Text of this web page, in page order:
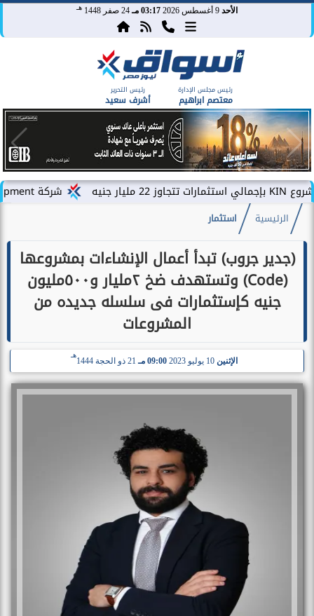
الأحد 03:17 مـ 24 صفر 1448 هـ
رئيس مجلس الإدارة
معتصم ابراهيم
رئيس التحرير
أشرف سعيد
شركة PLDG Development تفتح باب الحجز للمرحلة الثانية من مشروع «إطلالة» بمدينة...
الرئيسية استثمار
(جدير جروب) تبدأ أعمال الإنشاءات بمشروعها
(Code) وتستهدف ضخ ٢مليار و٥٠٠مليون
جنيه كإستثمارات فى سلسله جديده من
المشروعات
الإثنين 09:00 مـ 21 ذو الحجة 1444
هـ